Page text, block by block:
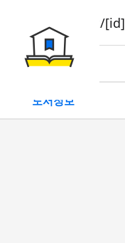
book/rent/[id]
대여
도서정보